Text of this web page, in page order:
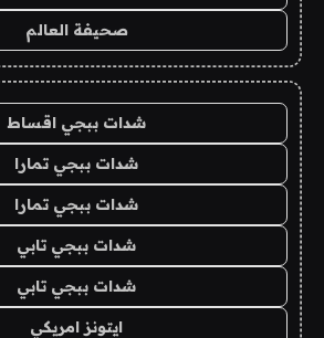
صحيفة العالم
شدات ببجي اقساط
شدات ببجي تمارا
شدات ببجي تمارا
شدات ببجي تابي
شدات ببجي تابي
ايتونز امريكي